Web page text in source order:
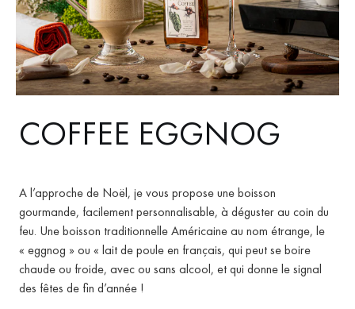
COFFEE EGGNOG
A l’approche de Noël, je vous propose une boisson
gourmande, facilement personnalisable, à déguster au coin du
feu. Une boisson traditionnelle Américaine au nom étrange, le
« eggnog » ou « lait de poule en français, qui peut se boire
chaude ou froide, avec ou sans alcool, et qui donne le signal
des fêtes de fin d’année !